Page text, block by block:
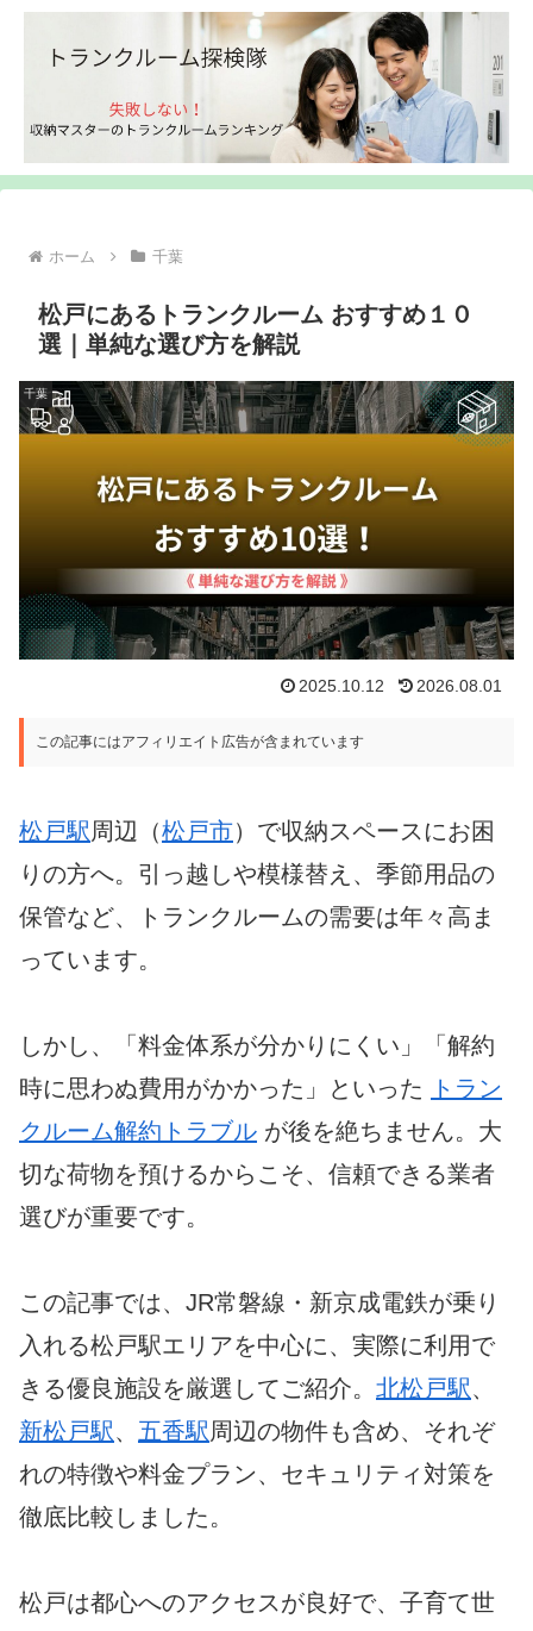
ホーム 千葉
松戸にあるトランクルーム おすすめ１０
選｜単純な選び方を解説
千葉
2025.10.12 2026.08.01
この記事にはアフィリエイト広告が含まれています
松戸駅周辺（松戸市）で収納スペースにお困
りの方へ。引っ越しや模様替え、季節用品の
保管など、トランクルームの需要は年々高ま
っています。
しかし、「料金体系が分かりにくい」「解約
時に思わぬ費用がかかった」といった
トラン
クルーム解約トラブル が後を絶ちません。大
切な荷物を預けるからこそ、信頼できる業者
選びが重要です。
この記事では、JR常磐線・新京成電鉄が乗り
入れる松戸駅エリアを中心に、実際に利用で
きる優良施設を厳選してご紹介。 北松戸駅、
新松戸駅、 五香駅周辺の物件も含め、それぞ
れの特徴や料金プラン、セキュリティ対策を
徹底比較しました。
松戸は都心へのアクセスが良好で、子育て世